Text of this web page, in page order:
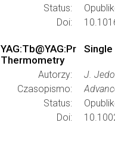
Status:
Doi:
YAG:Tb@YAG:Pr
Thermometry
Autorzy:
J.
Czasopismo:
Status:
Doi: